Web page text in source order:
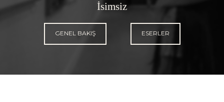
İsimsiz
GENEL BAKIŞ ESERLER